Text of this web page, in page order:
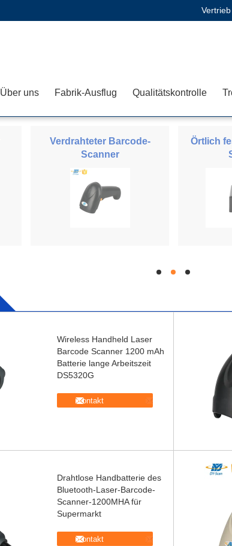
Über uns Fabrik-Ausflug Qualitätskontrolle
Verdrahteter Barcode-
Scanner
Örtlich
hd hd hd
Wireless Handheld Laser
Barcode Scanner 1200 mAh
Batterie lange Arbeitszeit
DS5320G
Kontakt
Drahtlose Handbatterie des
Bluetooth-Laser-Barcode-
Scanner-1200MHA für
Supermarkt
Kontakt